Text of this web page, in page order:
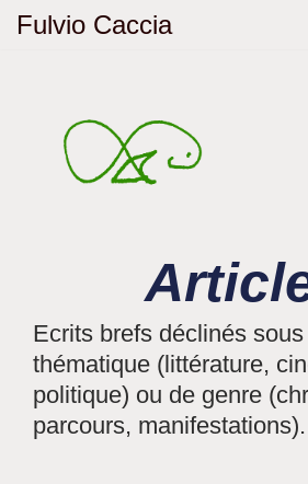
Fulvio Caccia
Ecrits brefs déclinés
thématique (littérature,
politique) ou de genre
parcours, manifestations).